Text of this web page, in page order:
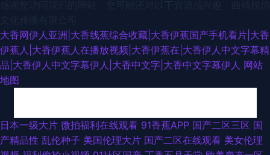
大香网伊人亚洲|大香线蕉综合收藏|大香伊蕉国产手机看片|大香
伊蕉人|大香伊蕉人在播放视频|大香伊蕉在|大香伊人中文字幕精
品|大香伊人中文字幕伊人|大香中文字|大香中文字幕伊人 网站
地图
国产性对白 成全在线观看免费观看高清 最新国产网站 手机看片久免 狠狠干
日 91资源视频在线 手机电影80s 黄网址在线看 91情侣在线视频 色www永
日本一级大片 微拍福利在线观看 91香蕉APP 国产二区三区 国
产精品性 乱伦种子 美国伦理大片 国产二区在线观看 美女伦理